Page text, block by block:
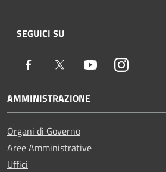
SEGUICI SU
Facebook Twitter YoutubeInstagram
AMMINISTRAZIONE
Organi di Governo
Aree Amministrative
Uffici